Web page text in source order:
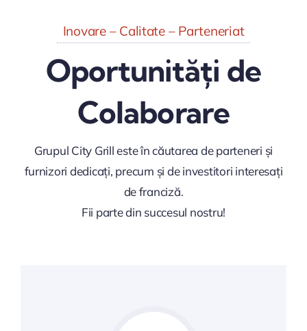
Inovare – Calitate – Parteneriat
Oportunități de
Colaborare
Grupul City Grill este în căutarea de parteneri și
furnizori dedicați, precum și de investitori interesați
de franciză.
Fii parte din succesul nostru!